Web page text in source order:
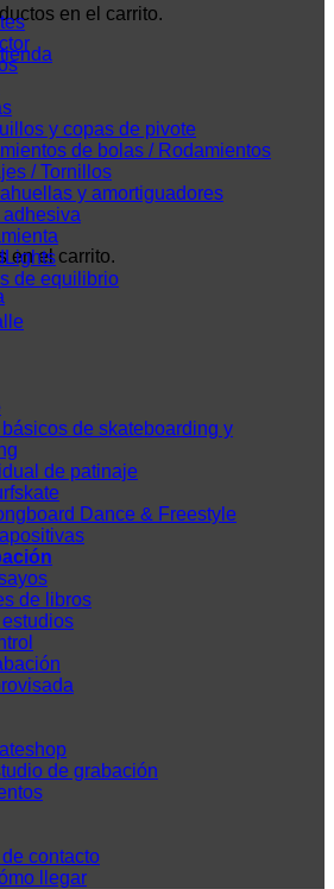
en el carrito.
en el carrito.
y copas de pivote
de bolas / Rodamientos
/ Tornillos
y amortiguadores
de equilibrio
de skateboarding y
de patinaje
Dance & Freestyle
de libros
de grabación
contacto
llegar